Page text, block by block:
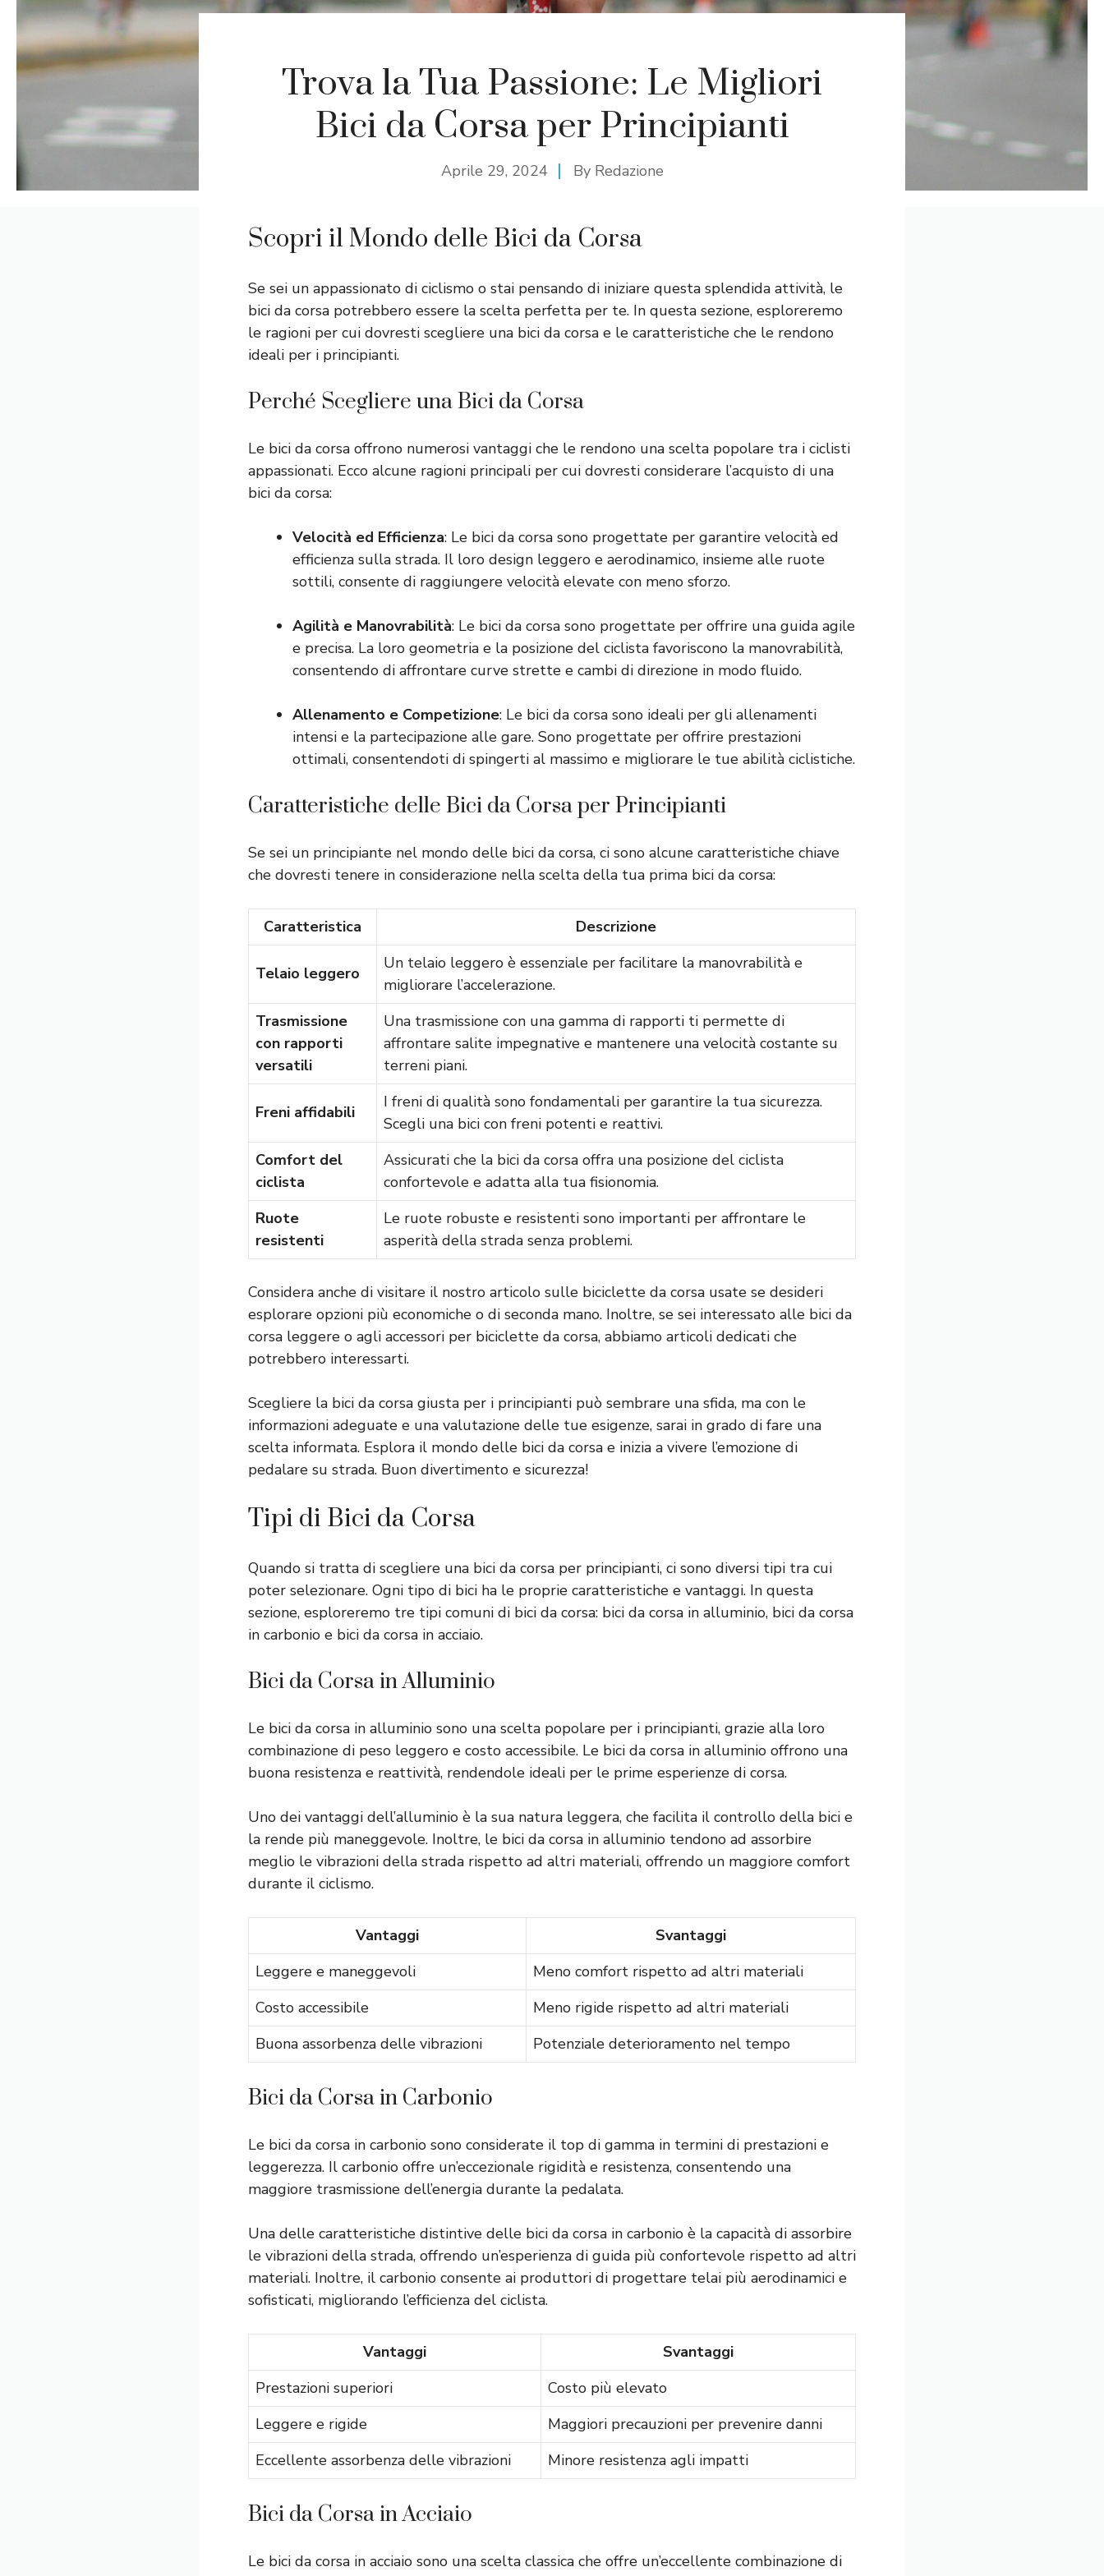
Trova la Tua Passione: Le Migliori
Bici da Corsa per Principianti
Aprile 29, 2024 By Redazione
Scopri il Mondo delle Bici da Corsa
Se sei un appassionato di ciclismo o stai pensando di iniziare questa splendida attività, le
bici da corsa potrebbero essere la scelta perfetta per te. In questa sezione, esploreremo
le ragioni per cui dovresti scegliere una bici da corsa e le caratteristiche che le rendono
ideali per i principianti.
Perché Scegliere una Bici da Corsa
Le bici da corsa offrono numerosi vantaggi che le rendono una scelta popolare tra i ciclisti
appassionati. Ecco alcune ragioni principali per cui dovresti considerare l’acquisto di una
bici da corsa:
Velocità ed Efficienza: Le bici da corsa sono progettate per garantire velocità ed
efficienza sulla strada. Il loro design leggero e aerodinamico, insieme alle ruote
sottili, consente di raggiungere velocità elevate con meno sforzo.
Agilità e Manovrabilità: Le bici da corsa sono progettate per offrire una guida agile
e precisa. La loro geometria e la posizione del ciclista favoriscono la manovrabilità,
consentendo di affrontare curve strette e cambi di direzione in modo fluido.
Allenamento e Competizione: Le bici da corsa sono ideali per gli allenamenti
intensi e la partecipazione alle gare. Sono progettate per offrire prestazioni
ottimali, consentendoti di spingerti al massimo e migliorare le tue abilità ciclistiche.
Caratteristiche delle Bici da Corsa per Principianti
Se sei un principiante nel mondo delle bici da corsa, ci sono alcune caratteristiche chiave
che dovresti tenere in considerazione nella scelta della tua prima bici da corsa:
Caratteristica Descrizione
Telaio leggero
Un telaio leggero è essenziale per facilitare la manovrabilità e
migliorare l’accelerazione.
Trasmissione
con rapporti
versatili
Una trasmissione con una gamma di rapporti ti permette di
affrontare salite impegnative e mantenere una velocità costante su
terreni piani.
Freni affidabili
I freni di qualità sono fondamentali per garantire la tua sicurezza.
Scegli una bici con freni potenti e reattivi.
Comfort del
ciclista
Assicurati che la bici da corsa offra una posizione del ciclista
confortevole e adatta alla tua fisionomia.
Ruote
resistenti
Le ruote robuste e resistenti sono importanti per affrontare le
asperità della strada senza problemi.
Considera anche di visitare il nostro articolo sulle biciclette da corsa usate se desideri
esplorare opzioni più economiche o di seconda mano. Inoltre, se sei interessato alle bici da
corsa leggere o agli accessori per biciclette da corsa, abbiamo articoli dedicati che
potrebbero interessarti.
Scegliere la bici da corsa giusta per i principianti può sembrare una sfida, ma con le
informazioni adeguate e una valutazione delle tue esigenze, sarai in grado di fare una
scelta informata. Esplora il mondo delle bici da corsa e inizia a vivere l’emozione di
pedalare su strada. Buon divertimento e sicurezza!
Tipi di Bici da Corsa
Quando si tratta di scegliere una bici da corsa per principianti, ci sono diversi tipi tra cui
poter selezionare. Ogni tipo di bici ha le proprie caratteristiche e vantaggi. In questa
sezione, esploreremo tre tipi comuni di bici da corsa: bici da corsa in alluminio, bici da corsa
in carbonio e bici da corsa in acciaio.
Bici da Corsa in Alluminio
Le bici da corsa in alluminio sono una scelta popolare per i principianti, grazie alla loro
combinazione di peso leggero e costo accessibile. Le bici da corsa in alluminio offrono una
buona resistenza e reattività, rendendole ideali per le prime esperienze di corsa.
Uno dei vantaggi dell’alluminio è la sua natura leggera, che facilita il controllo della bici e
la rende più maneggevole. Inoltre, le bici da corsa in alluminio tendono ad assorbire
meglio le vibrazioni della strada rispetto ad altri materiali, offrendo un maggiore comfort
durante il ciclismo.
Vantaggi
Svantaggi
Leggere e maneggevoli
Meno comfort rispetto ad altri materiali
Costo accessibile
Meno rigide rispetto ad altri materiali
Buona assorbenza delle vibrazioni
Potenziale deterioramento nel tempo
Bici da Corsa in Carbonio
Le bici da corsa in carbonio sono considerate il top di gamma in termini di prestazioni e
leggerezza. Il carbonio offre un’eccezionale rigidità e resistenza, consentendo una
maggiore trasmissione dell’energia durante la pedalata.
Una delle caratteristiche distintive delle bici da corsa in carbonio è la capacità di assorbire
le vibrazioni della strada, offrendo un’esperienza di guida più confortevole rispetto ad altri
materiali. Inoltre, il carbonio consente ai produttori di progettare telai più aerodinamici e
sofisticati, migliorando l’efficienza del ciclista.
Vantaggi
Svantaggi
Prestazioni superiori
Costo più elevato
Leggere e rigide
Maggiori precauzioni per prevenire danni
Eccellente assorbenza delle vibrazioni
Minore resistenza agli impatti
Bici da Corsa in Acciaio
Le bici da corsa in acciaio sono una scelta classica che offre un’eccellente combinazione di